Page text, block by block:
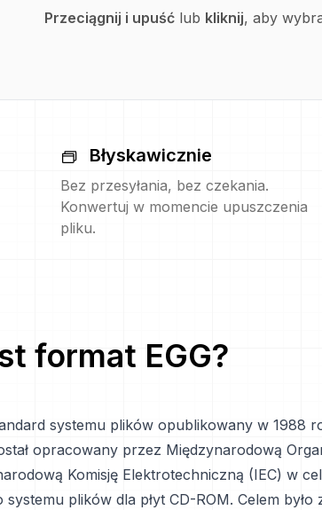
Przeciągnij i upuść lub kliknij, aby
Błyskawicznie
Bez przesyłania, bez czekania.
Konwertuj w momencie upuszczenia
pliku.
format EGG?
systemu plików opublikowany w 1988
opracowany przez Międzynarodową
Komisję Elektrotechniczną (IEC) w
plików dla płyt CD-ROM. Celem było